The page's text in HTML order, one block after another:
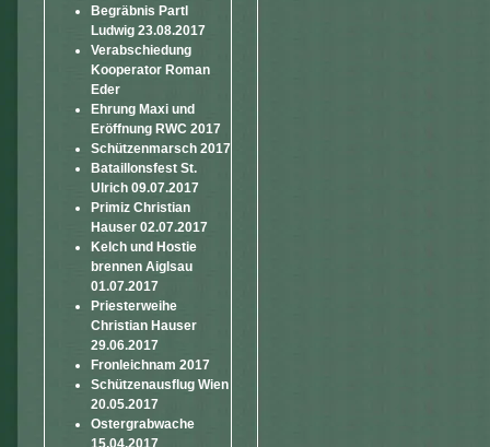
Begräbnis Partl
Ludwig 23.08.2017
Verabschiedung
Kooperator Roman
Eder
Ehrung Maxi und
Eröffnung RWC 2017
Schützenmarsch 2017
Bataillonsfest St.
Ulrich 09.07.2017
Primiz Christian
Hauser 02.07.2017
Kelch und Hostie
brennen Aiglsau
01.07.2017
Priesterweihe
Christian Hauser
29.06.2017
Fronleichnam 2017
Schützenausflug Wien
20.05.2017
Ostergrabwache
15.04.2017